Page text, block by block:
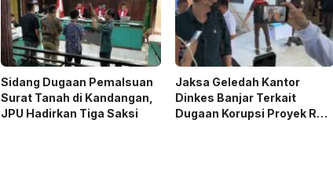
Sidang Dugaan Pemalsuan
Surat Tanah di Kandangan,
JPU Hadirkan Tiga Saksi
Jaksa Geledah Kantor
Dinkes Banjar Terkait
Dugaan Korupsi Proyek RS